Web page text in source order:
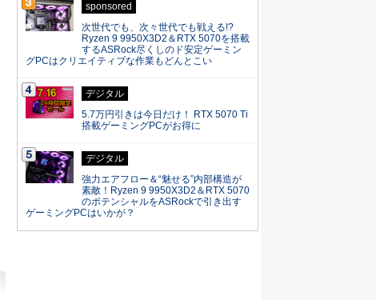
sponsored
次世代でも、次々世代でも戦える!?
Ryzen 9 9950X3D2＆RTX 5070を搭載
するASRock尽くしのド安定ゲーミン
グPCはクリエイティブな作業もどんとこい
デジタル
5.7万円引きは今日だけ！ RTX 5070 Ti
搭載ゲーミングPCがお得に
デジタル
強力エアフロー＆“魅せる”内部構造が
素敵！Ryzen 9 9950X3D2＆RTX 5070
のポテンシャルをASRockで引き出す
ゲーミングPCはいかが？